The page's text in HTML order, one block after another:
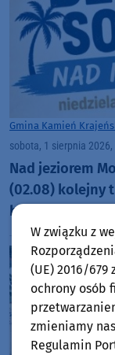
Gmina Kamień
sobota, 1 sierpnia 2026,
Nad jeziorem
(02.08) kolejny
burmistrza
W związku z
(UE) 2016/679
ochrony osób
zmieniamy
Regulamin